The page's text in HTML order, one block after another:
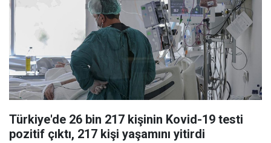
Türkiye'de 26 bin 217 kişinin Kovid-19 testi
pozitif çıktı, 217 kişi yaşamını yitirdi